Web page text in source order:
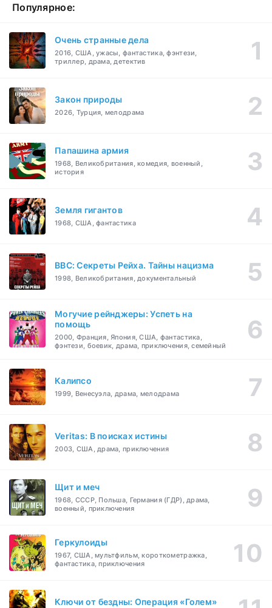
Популярное:
Очень странные дела
2016, США, ужасы, фантастика, фэнтези,
триллер, драма, детектив
Закон природы
2026, Турция, мелодрама
Папашина армия
1968, Великобритания, комедия, военный,
история
Земля гигантов
1968, США, фантастика
BBC: Секреты Рейха. Тайны нацизма
1998, Великобритания, документальный
Могучие рейнджеры: Успеть на
помощь
2000, Франция, Япония, США, фантастика,
фэнтези, боевик, драма, приключения, семейный
Калипсо
1999, Венесуэла, драма, мелодрама
Veritas: В поисках истины
2003, США, драма, приключения
Щит и меч
1968, СССР, Польша, Германия (ГДР), драма,
военный, приключения
Геркулоиды
1967, США, мультфильм, короткометражка,
фантастика, приключения
Ключи от бездны: Операция «Голем»